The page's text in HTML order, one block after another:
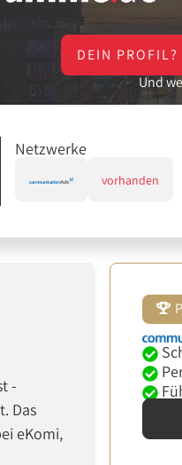
DEIN PROFIL?
Und
Netzwerke
vorhanden
-
Das
eKomi,